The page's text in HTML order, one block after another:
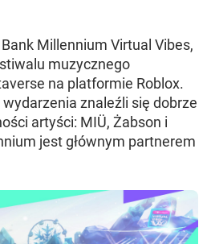
Millennium Virtual Vibes,
muzycznego
na platformie Roblox.
znaleźli się dobrze
artyści: MIÜ, Żabson i
jest głównym partnerem